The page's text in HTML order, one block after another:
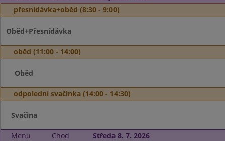
přesnídávka+oběd (8:30 - 9:00)
Oběd+Přesnídávka
oběd (11:00 - 14:00)
Oběd
odpolední svačinka (14:00 - 14:30)
Svačina
Menu Chod
Středa 8. 7. 2026